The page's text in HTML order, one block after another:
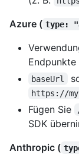
Azure ( type:
Endpunkte
baseUrl
https://
Fügen Sie
SDK
Anthropic (